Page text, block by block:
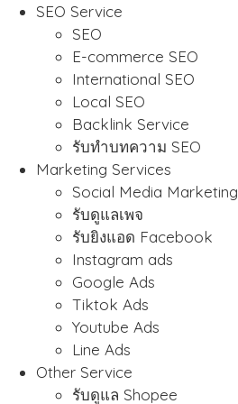
SEO Service
SEO
E-commerce SEO
International SEO
Local SEO
Backlink Service
รับทำบทความ SEO
Marketing Services
Social Media Marketing
รับดูแลเพจ
รับยิงแอด Facebook
Instagram ads
Google Ads
Tiktok Ads
Youtube Ads
Line Ads
Other Service
รับดูแล Shopee